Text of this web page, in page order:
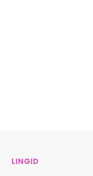
LINGID